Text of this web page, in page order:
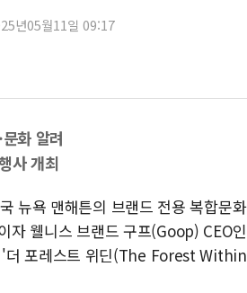
년05월11일 09:17
화 알려
사 개최
뉴욕 맨해튼의 브랜드 전용 복합문
웰니스 브랜드 구프(Goop) CEO
포레스트 위딘(The Forest